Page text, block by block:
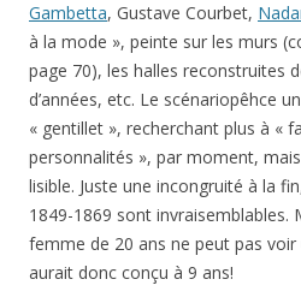
Gambetta, Gustave Courbet,
à la mode », peinte sur les murs
page 70), les halles reconstruites
d’années, etc. Le scénariopêhce
« gentillet », recherchant plus à «
personnalités », par moment,
lisible. Juste une incongruité à la
1849-1869 sont invraisemblables.
femme de 20 ans ne peut pas voir
aurait donc conçu à 9 ans!